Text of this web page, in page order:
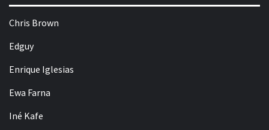
Chris Brown
Edguy
Enrique Iglesias
Ewa Farna
Iné Kafe